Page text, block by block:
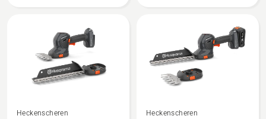
Ladegerät
anzeigen,
Produktbewertung
Heckenscheren Heckenscheren